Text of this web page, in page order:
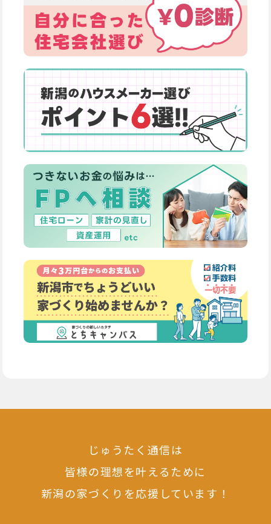
じゅうたく通信は
皆様の理想を叶えるために
新潟の家づくりを応援しています！